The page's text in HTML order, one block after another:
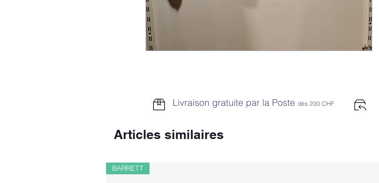
Livraison gratuite par la Poste dès 200 CHF
Articles similaires
BARRETT